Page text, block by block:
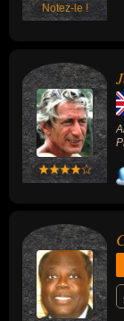
Notez-le !